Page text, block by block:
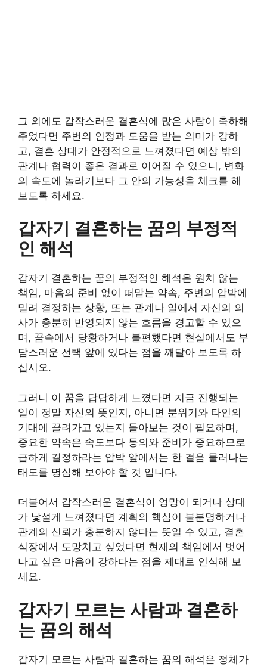
그 외에도 갑작스러운 결혼식에 많은 사람이 축하해
주었다면 주변의 인정과 도움을 받는 의미가 강하
고, 결혼 상대가 안정적으로 느껴졌다면 예상 밖의
관계나 협력이 좋은 결과로 이어질 수 있으니, 변화
의 속도에 놀라기보다 그 안의 가능성을 체크를 해
보도록 하세요.
갑자기 결혼하는 꿈의 부정적
인 해석
갑자기 결혼하는 꿈의 부정적인 해석은 원치 않는
책임, 마음의 준비 없이 떠맡는 약속, 주변의 압박에
밀려 결정하는 상황, 또는 관계나 일에서 자신의 의
사가 충분히 반영되지 않는 흐름을 경고할 수 있으
며, 꿈속에서 당황하거나 불편했다면 현실에서도 부
담스러운 선택 앞에 있다는 점을 깨달아 보도록 하
십시오.
그러니 이 꿈을 답답하게 느꼈다면 지금 진행되는
일이 정말 자신의 뜻인지, 아니면 분위기와 타인의
기대에 끌려가고 있는지 돌아보는 것이 필요하며,
중요한 약속은 속도보다 동의와 준비가 중요하므로
급하게 결정하라는 압박 앞에서는 한 걸음 물러나는
태도를 명심해 보아야 할 것 입니다.
더불어서 갑작스러운 결혼식이 엉망이 되거나 상대
가 낯설게 느껴졌다면 계획의 핵심이 불분명하거나
관계의 신뢰가 충분하지 않다는 뜻일 수 있고, 결혼
식장에서 도망치고 싶었다면 현재의 책임에서 벗어
나고 싶은 마음이 강하다는 점을 제대로 인식해 보
세요.
갑자기 모르는 사람과 결혼하
는 꿈의 해석
갑자기 모르는 사람과 결혼하는 꿈의 해석은 정체가